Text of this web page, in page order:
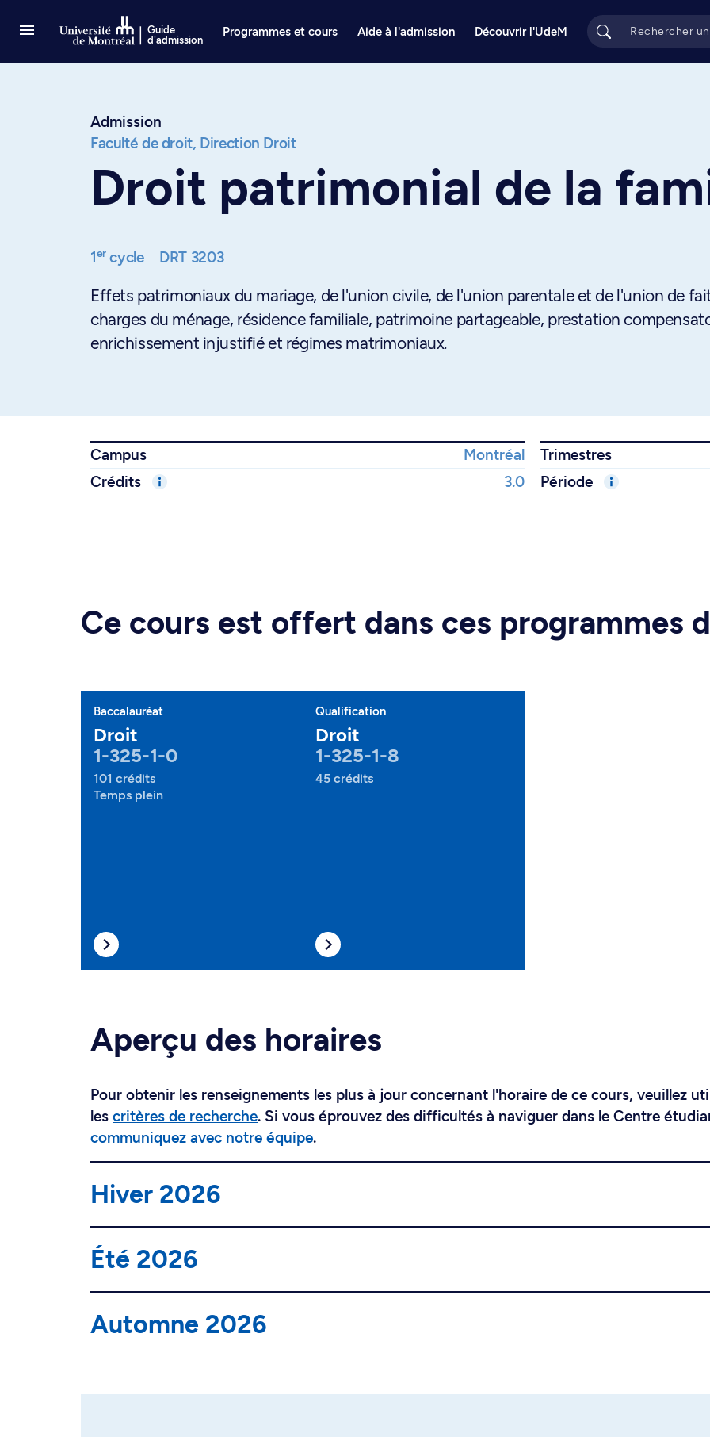
Guide
d'admission
Programmes et cours Aide à l'admission Découvrir l'UdeM
Admission
Faculté de droit, Direction Droit
Droit patrimonial de la
1ercycle DRT 3203
Effets patrimoniaux du mariage, de l'union civile, de l'union parentale et de l'union de
charges du ménage, résidence familiale, patrimoine partageable, prestation
enrichissement injustifié et régimes matrimoniaux.
Campus Montréal Trimestres
Crédits
3.0 Période
Ce cours est offert dans ces programmes
Baccalauréat
Droit
1-325-1-0
101 crédits
Temps plein
Qualification
Droit
1-325-1-8
45 crédits
Aperçu des horaires
Pour obtenir les renseignements les plus à jour concernant l'horaire de ce cours, veuillez
les critères de recherche. Si vous éprouvez des difficultés à naviguer dans le Centre
communiquez avec notre équipe.
Hiver 2026
Été 2026
Automne 2026